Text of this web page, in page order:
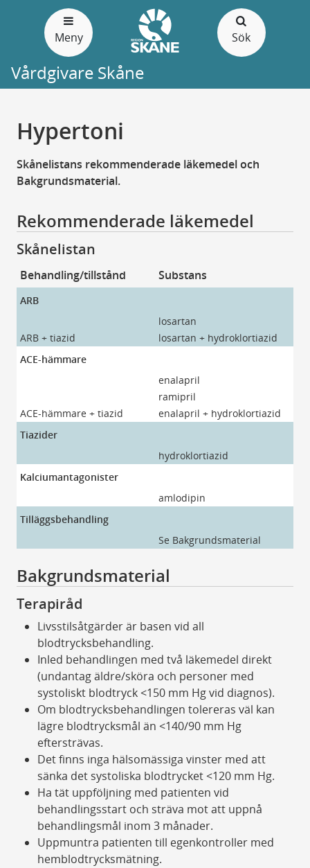
Meny Sök
Vårdgivare Skåne
Hypertoni
Skånelistans rekommenderade läkemedel och
Bakgrundsmaterial.
Rekommenderade läkemedel
Skånelistan
Behandling/tillstånd Substans
ARB
losartan
ARB + tiazid
losartan + hydroklortiazid
ACE-hämmare
enalapril
ramipril
ACE-hämmare + tiazid
enalapril + hydroklortiazid
Tiazider
hydroklortiazid
Kalciumantagonister
amlodipin
Tilläggsbehandling
Se Bakgrundsmaterial
Bakgrundsmaterial
Terapiråd
Livsstilsåtgärder är basen vid all
blodtrycksbehandling.
Inled behandlingen med två läkemedel direkt
(undantag äldre/sköra och personer med
systoliskt blodtryck <150 mm Hg vid diagnos).
Om blodtrycksbehandlingen tolereras väl kan
lägre blodtrycksmål än <140/90 mm Hg
eftersträvas.
Det finns inga hälsomässiga vinster med att
sänka det systoliska blodtrycket <120 mm Hg.
Ha tät uppföljning med patienten vid
behandlingsstart och sträva mot att uppnå
behandlingsmål inom 3 månader.
Uppmuntra patienten till egenkontroller med
hemblodtrycksmätning.